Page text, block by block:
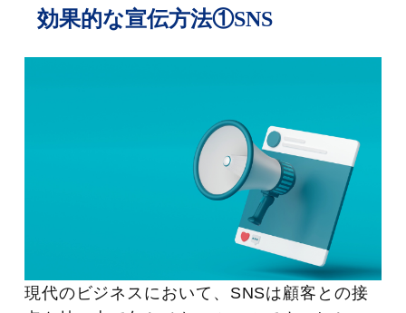
効果的な宣伝方法①SNS
現代のビジネスにおいて、SNSは顧客との接